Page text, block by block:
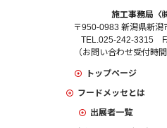
施工事務局〈
〒950-0983 新潟県新潟
TEL.025-242-3315
（お問い合わせ受付時
トップページ
フードメッセとは
出展者一覧